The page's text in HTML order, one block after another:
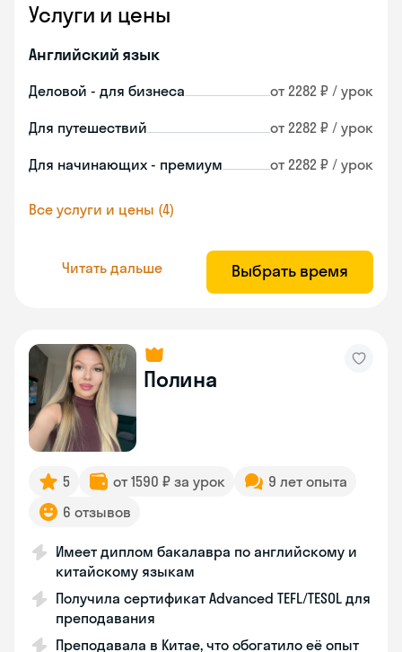
Услуги и цены
Английский язык
Деловой - для бизнеса от 2282 ₽ / урок
Для путешествий от 2282 ₽ / урок
Для начинающих - премиум от 2282 ₽ / урок
Все услуги и цены (4)
Читать дальше Выбрать время
Полина
5 от 1590 ₽ за урок
9 лет опыта
6 отзывов
Имеет диплом бакалавра по английскому и
китайскому языкам
Получила сертификат Advanced TEFL/TESOL для
преподавания
Преподавала в Китае, что обогатило её опыт